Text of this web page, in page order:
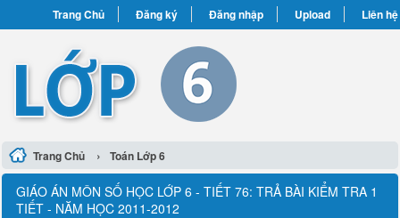
Trang Chủ Đăng ký Đăng nhập Upload Liên hệ
Trang Chủ › Toán Lớp 6
GIÁO ÁN MÔN SỐ HỌC LỚP 6 - TIẾT 76: TRẢ BÀI KIỂM TRA 1
TIẾT - NĂM HỌC 2011-2012